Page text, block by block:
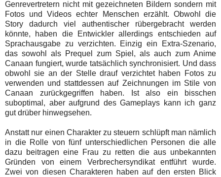
Genrevertretern nicht mit gezeichneten Bildern sondern mit
Fotos und Videos echter Menschen erzählt. Obwohl die
Story dadurch viel authentischer rübergebracht werden
könnte, haben die Entwickler allerdings entschieden auf
Sprachausgabe zu verzichten. Einzig ein Extra-Szenario,
das sowohl als Prequel zum Spiel, als auch zum Anime
Canaan fungiert, wurde tatsächlich synchronisiert. Und dass
obwohl sie an der Stelle drauf verzichtet haben Fotos zu
verwenden und stattdessen auf Zeichnungen im Stile von
Canaan zurückgegriffen haben. Ist also ein bisschen
suboptimal, aber aufgrund des Gameplays kann ich ganz
gut drüber hinwegsehen.
Anstatt nur einen Charakter zu steuern schlüpft man nämlich
in die Rolle von fünf unterschiedlichen Personen die alle
dazu beitragen eine Frau zu retten die aus unbekannten
Gründen von einem Verbrechersyndikat entführt wurde.
Zwei von diesen Charakteren haben auf den ersten Blick